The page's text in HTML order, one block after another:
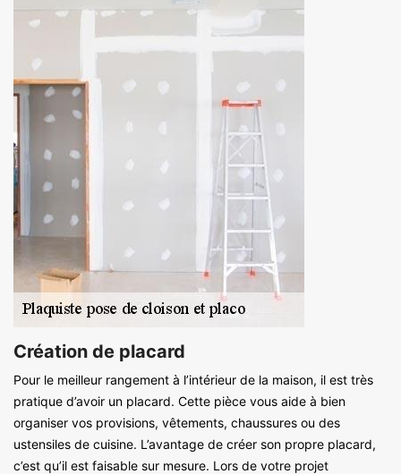
Création de placard
Pour le meilleur rangement à l’intérieur de la maison, il est très
pratique d’avoir un placard. Cette pièce vous aide à bien
organiser vos provisions, vêtements, chaussures ou des
ustensiles de cuisine. L’avantage de créer son propre placard,
c’est qu’il est faisable sur mesure. Lors de votre projet